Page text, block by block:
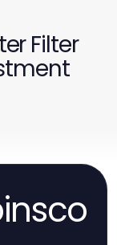
Filter